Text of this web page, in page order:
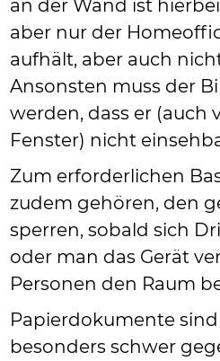
an der Wand ist
aber nur der
aufhält, aber auch
Ansonsten muss der
werden, dass er (auch
Fenster) nicht
Zum erforderlichen
zudem gehören, den
sperren, sobald sich
oder man das Gerät
Personen den Raum
Papierdokumente
besonders schwer